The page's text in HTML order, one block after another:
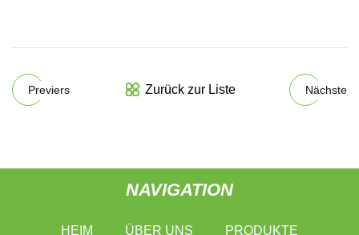
Previers Zurück zur Liste Nächste
NAVIGATION
HEIM ÜBER UNS PRODUKTE